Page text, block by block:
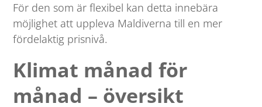
För den som är flexibel kan detta innebära
möjlighet att uppleva Maldiverna till en mer
fördelaktig prisnivå.
Klimat månad för
månad – översikt